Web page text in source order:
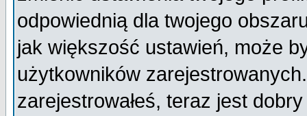
odpowiednią dla twojego
jak większość ustawień, może
użytkowników
zarejestrowałeś, teraz jest